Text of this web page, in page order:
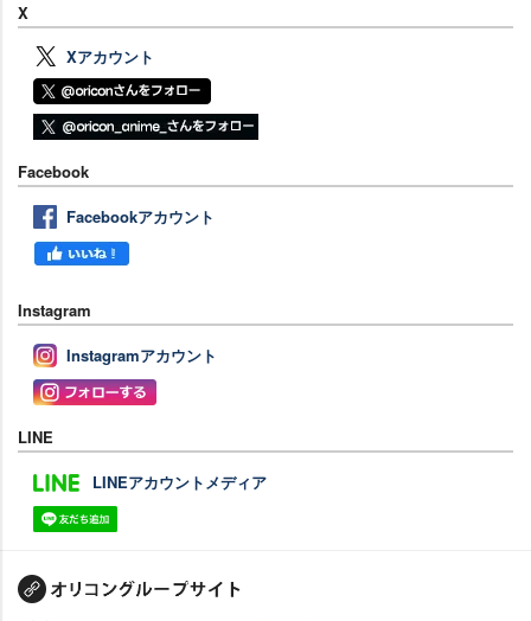
X
Xアカウント
Facebook
Facebookアカウント
Instagram
Instagramアカウント
LINE
LINEアカウントメディア